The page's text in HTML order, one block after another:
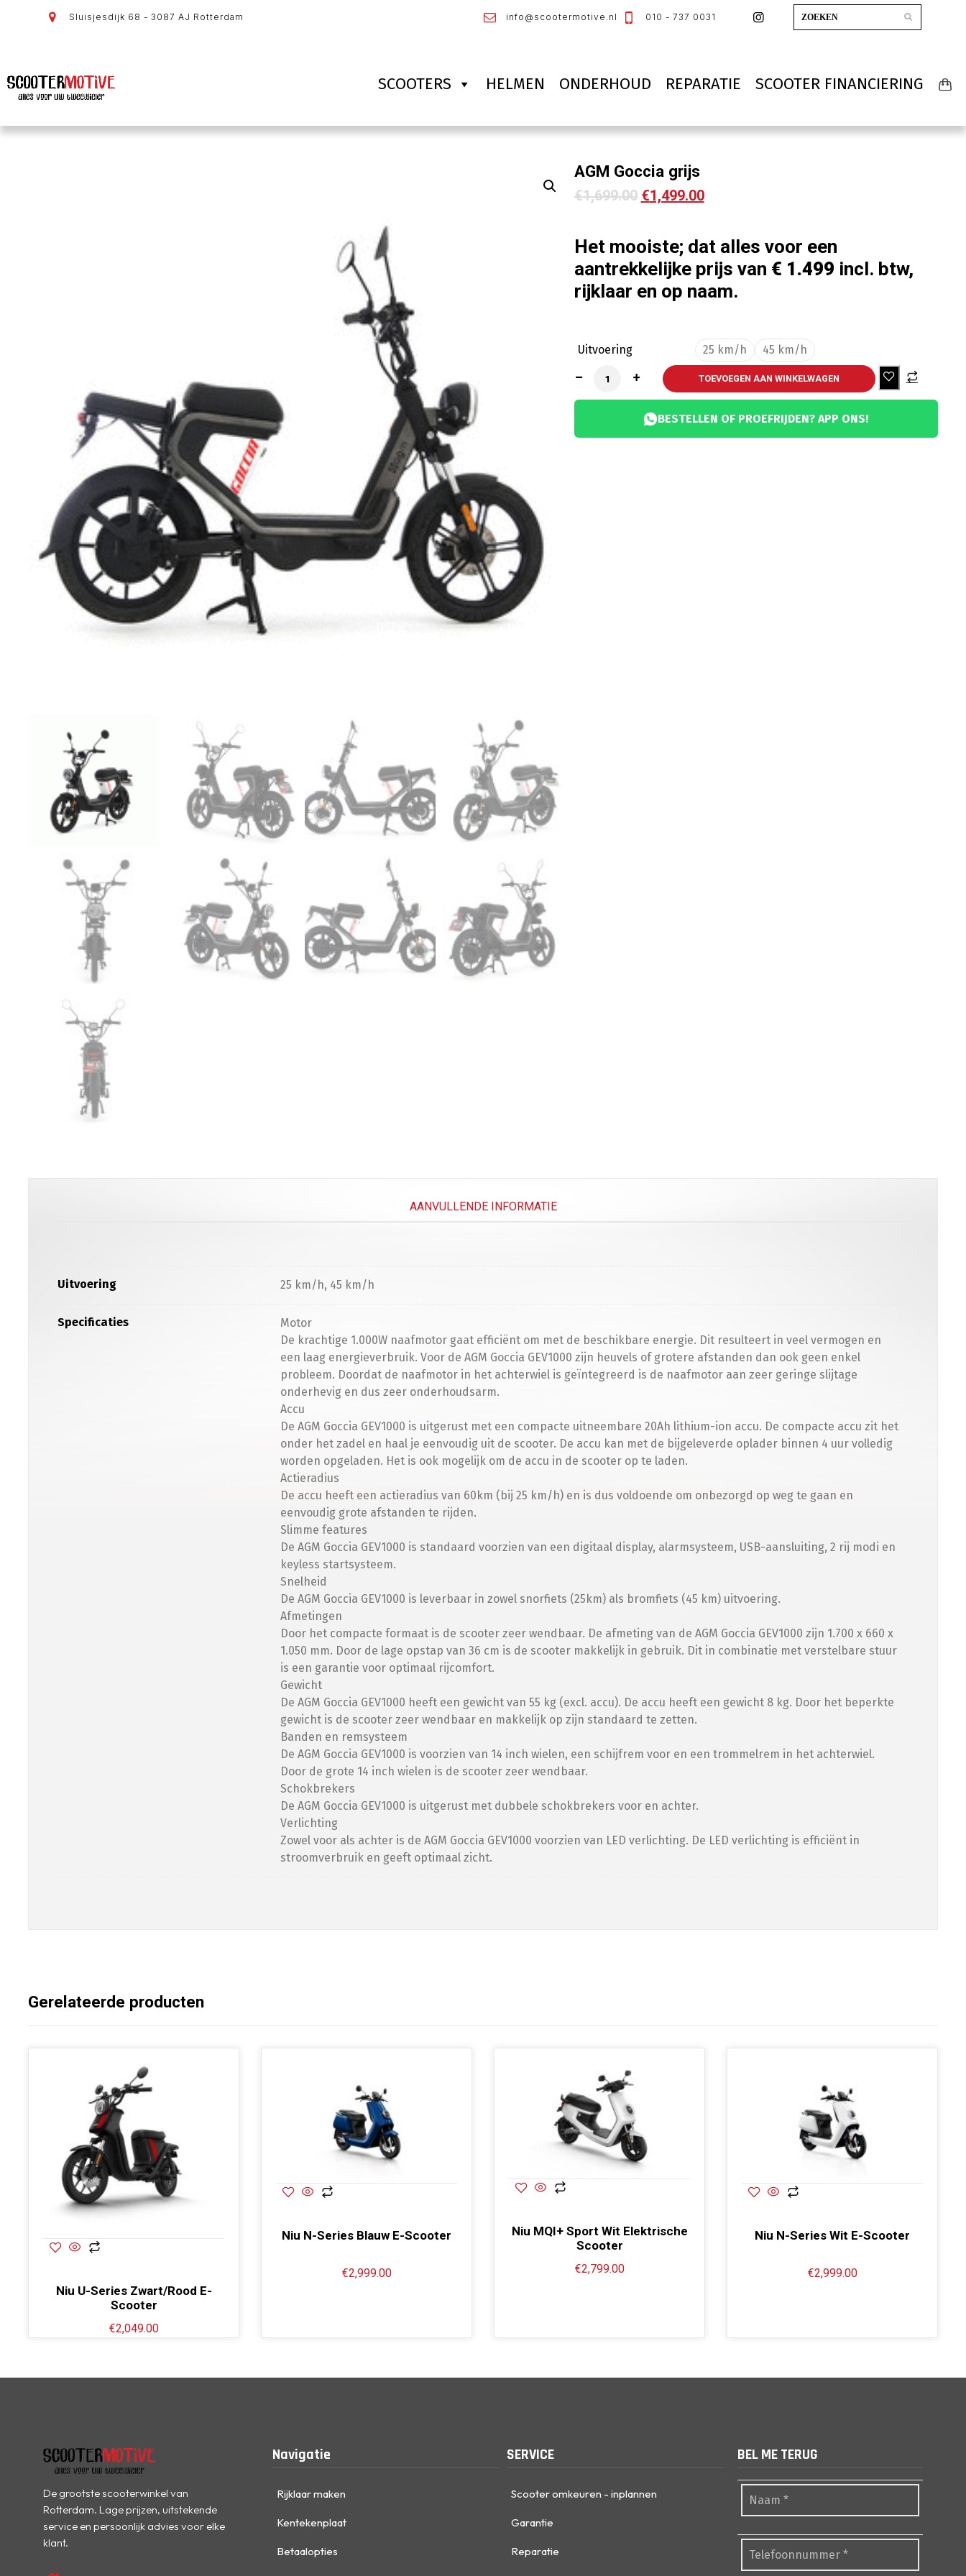
Sluisjesdijk 68 - 3087 AJ Rotterdam info@scootermotive.nl 010 - 737 0031
SCOOTERS HELMEN ONDERHOUD REPARATIE SCOOTER FINANCIERING
AGM Goccia grijs
€1,699.00 €1,499.00
Het mooiste; dat alles voor een
aantrekkelijke prijs van € 1.499 incl. btw,
rijklaar en op naam.
Uitvoering 25 km/h 45 km/h
TOEVOEGEN AAN WINKELWAGEN
BESTELLEN OF PROEFRIJDEN? APP ONS!
AANVULLENDE INFORMATIE
Uitvoering 25 km/h, 45 km/h
Specificaties
Motor
De krachtige 1.000W naafmotor gaat efficiënt om met de beschikbare energie. Dit resulteert in veel vermogen en
een laag energieverbruik. Voor de AGM Goccia GEV1000 zijn heuvels of grotere afstanden dan ook geen enkel
probleem. Doordat de naafmotor in het achterwiel is geïntegreerd is de naafmotor aan zeer geringe slijtage
onderhevig en dus zeer onderhoudsarm.
Accu
De AGM Goccia GEV1000 is uitgerust met een compacte uitneembare 20Ah lithium-ion accu. De compacte accu zit het
onder het zadel en haal je eenvoudig uit de scooter. De accu kan met de bijgeleverde oplader binnen 4 uur volledig
worden opgeladen. Het is ook mogelijk om de accu in de scooter op te laden.
Actieradius
De accu heeft een actieradius van 60km (bij 25 km/h) en is dus voldoende om onbezorgd op weg te gaan en
eenvoudig grote afstanden te rijden.
Slimme features
De AGM Goccia GEV1000 is standaard voorzien van een digitaal display, alarmsysteem, USB-aansluiting, 2 rij modi en
keyless startsysteem.
Snelheid
De AGM Goccia GEV1000 is leverbaar in zowel snorfiets (25km) als bromfiets (45 km) uitvoering.
Afmetingen
Door het compacte formaat is de scooter zeer wendbaar. De afmeting van de AGM Goccia GEV1000 zijn 1.700 x 660 x
1.050 mm. Door de lage opstap van 36 cm is de scooter makkelijk in gebruik. Dit in combinatie met verstelbare stuur
is een garantie voor optimaal rijcomfort.
Gewicht
De AGM Goccia GEV1000 heeft een gewicht van 55 kg (excl. accu). De accu heeft een gewicht 8 kg. Door het beperkte
gewicht is de scooter zeer wendbaar en makkelijk op zijn standaard te zetten.
Banden en remsysteem
De AGM Goccia GEV1000 is voorzien van 14 inch wielen, een schijfrem voor en een trommelrem in het achterwiel.
Door de grote 14 inch wielen is de scooter zeer wendbaar.
Schokbrekers
De AGM Goccia GEV1000 is uitgerust met dubbele schokbrekers voor en achter.
Verlichting
Zowel voor als achter is de AGM Goccia GEV1000 voorzien van LED verlichting. De LED verlichting is efficiënt in
stroomverbruik en geeft optimaal zicht.
Gerelateerde producten
Niu U-Series Zwart/Rood E-
Scooter
€2,049.00
Niu N-Series Blauw E-Scooter
€2,999.00
Niu MQI+ Sport Wit Elektrische
Scooter
€2,799.00
Niu N-Series Wit E-Scooter
€2,999.00
De grootste scooterwinkel van
Rotterdam. Lage prijzen, uitstekende
service en persoonlijk advies voor elke
klant.
Navigatie
Rijklaar maken
Kentekenplaat
Betaalopties
SERVICE
Scooter omkeuren - inplannen
Garantie
Reparatie
BEL ME TERUG